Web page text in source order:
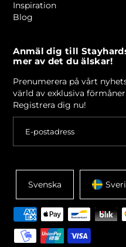
Inspiration
Blog
Anmäl dig till
mer av det du älskar!
Prenumerera på vårt
värld av exklusiva
Registrera dig nu!
Svenska